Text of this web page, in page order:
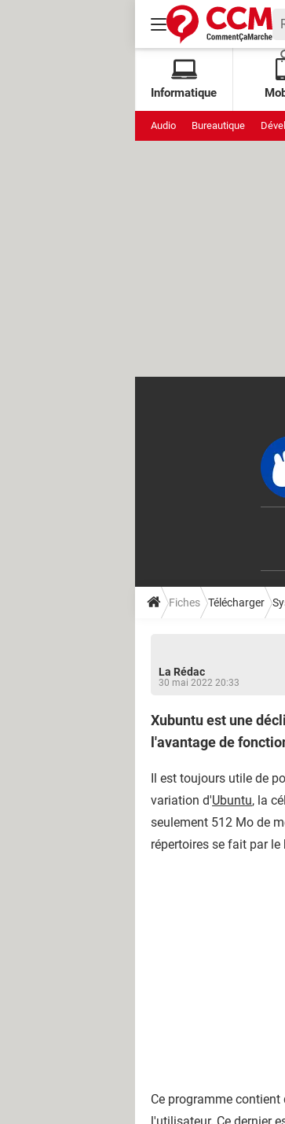
Informatique
Audio Bureautique
Fiches Télécharger
La Rédac
30 mai 2022 20:33
Xubuntu est une
l'avantage de
Il est toujours utile de
variation d'Ubuntu, la
seulement 512 Mo de
répertoires se fait par
Ce programme